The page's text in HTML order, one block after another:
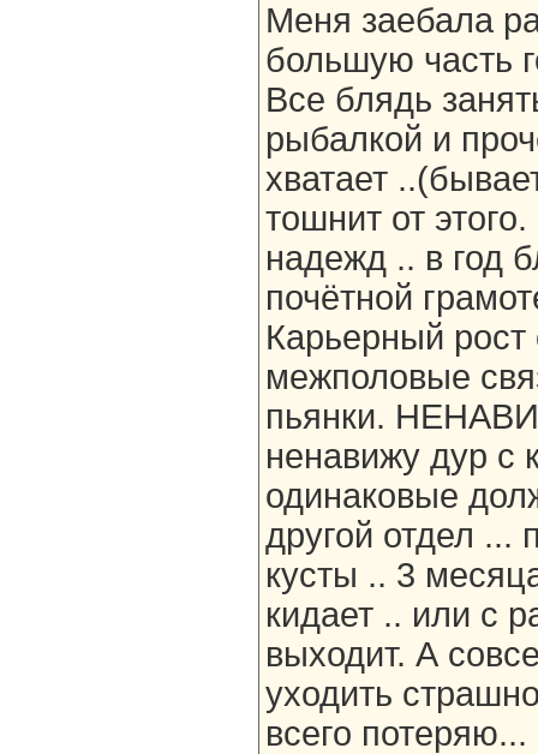
Меня заебала
большую часть
Все блядь
рыбалкой и
хватает
тошнит от
надежд .. в год
почётной
Карьерный
межполовые
пьянки.
ненавижу дур с
одинаковые
другой отдел ...
кусты .. 3
кидает .. или с
выходит. А
уходить
всего